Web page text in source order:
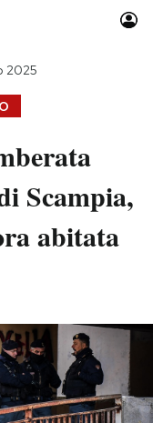
Idee
calcio 2026
2025
Scampia,
abitata